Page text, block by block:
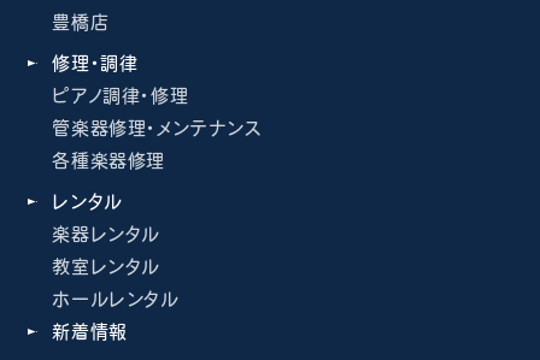
豊橋店
修理・調律
ピアノ調律・修理
管楽器修理・メンテナンス
各種楽器修理
レンタル
楽器レンタル
教室レンタル
ホールレンタル
新着情報